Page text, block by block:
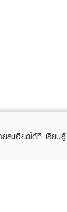
ละเอียดได้ที่ เรียน